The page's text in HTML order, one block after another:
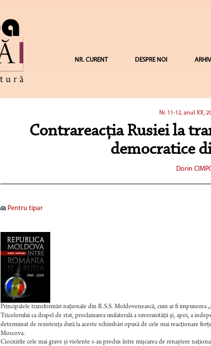
NR. CURENT DESPRE NOI
Nr. 11-12, anul XX,
Contrareacţia Rusiei la
democratice
Dorin
Pentru tipar
Principalele transformări naţionale din R.S.S. Moldovenească, cum ar fi
Tricolorului ca drapel de stat, proclamarea unilaterală a suveranităţii şi, apoi, a
determinat de rezistenţa dură la aceste schimbări opusă de cele mai reacţionare
Moscova.
Ciocnirile cele mai grave şi violente s-au produs între mişcarea de renaştere